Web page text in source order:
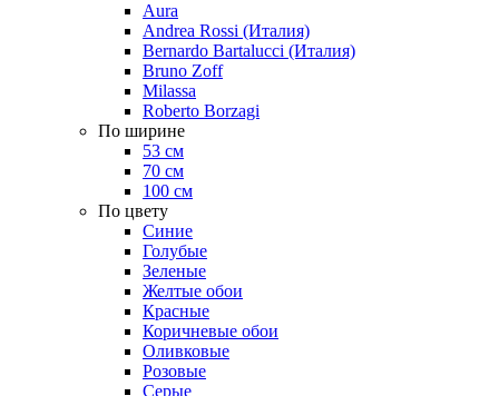
Aura
Andrea Rossi (Италия)
Bernardo Bartalucci (Италия)
Bruno Zoff
Milassa
Roberto Borzagi
По ширине
53 см
70 см
100 см
По цвету
Синие
Голубые
Зеленые
Желтые обои
Красные
Коричневые обои
Оливковые
Розовые
Серые